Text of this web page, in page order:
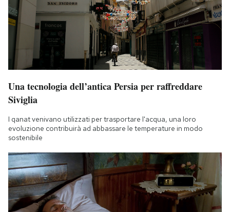
Una tecnologia dell’antica Persia per raffreddare
Siviglia
I qanat venivano utilizzati per trasportare l'acqua, una loro
evoluzione contribuirà ad abbassare le temperature in modo
sostenibile